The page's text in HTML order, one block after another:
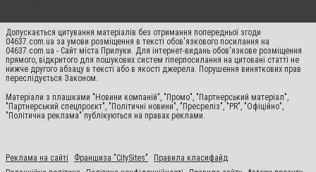
Допускається цитування матеріалів без отримання попередньої згоди
04637.com.ua за умови розміщення в тексті обов'язкового посилання на
04637.com.ua - Сайт міста Прилуки. Для інтернет-видань обов'язкове розміщення
прямого, відкритого для пошукових систем гіперпосилання на цитовані статті не
нижче другого абзацу в тексті або в якості джерела. Порушення виняткових прав
переслідується Законом.
Матеріали з плашками "Новини компаній", "Промо", "Партнерський матеріал",
"Партнерський спецпроєкт", "Політичні новини", "Пресреліз", "PR", "Офіційно",
"Політична реклама" публікуються на правах реклами.
Реклама на сайті Франшиза "CitySites"
Правила класифайд